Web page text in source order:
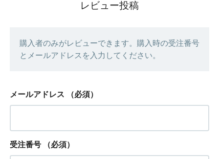
レビュー投稿
購入者のみがレビューできます。購入時の受注番号
とメールアドレスを入力してください。
メールアドレス （必須）
受注番号 （必須）